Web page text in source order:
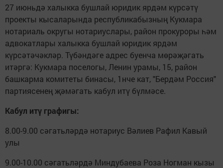
27 июньдә халыкка бушлай юридик ярдәм күрсәтү
проекты кысаларында республикабызның Кукмара
нотариаль округы нотариуслары, район прокуроры һәм
адвокатлары халыкка бушлай юридик ярдәм
күрсәтәчәкләр. Түбәндәге адрес буенча мөрәҗәгать
итәргә: Кукмара поселогы, Ленин урамы, 15, район
башкарма комитеты бинасы, 1нче кат, "Бердәм Россия"
партиясенең җәмәгать кабул итү бүлмәсе.
Кабул итү графигы:
8.00-9.00 сәгатьләрдә нотариус Вәлиев Рафил Кавый
улы
9.00-10.00 сәгатьләрдә Миндубаева Роза Ногман кызы